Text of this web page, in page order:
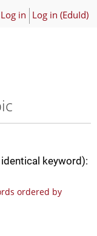
Log in Log in (EduId)
keyword):
ordered by